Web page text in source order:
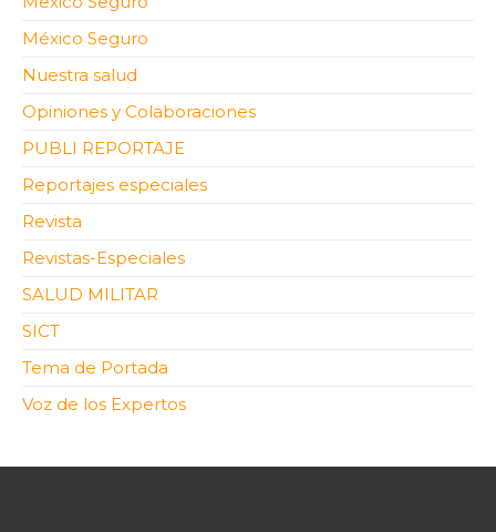
México Seguro
Nuestra salud
Opiniones y Colaboraciones
PUBLI REPORTAJE
Reportajes especiales
Revista
Revistas-Especiales
SALUD MILITAR
SICT
Tema de Portada
Voz de los Expertos